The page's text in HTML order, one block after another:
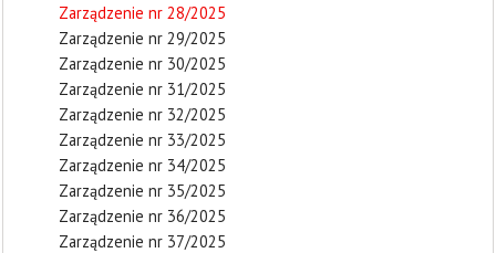
Zarządzenie nr 28/2025
Zarządzenie nr 29/2025
Zarządzenie nr 30/2025
Zarządzenie nr 31/2025
Zarządzenie nr 32/2025
Zarządzenie nr 33/2025
Zarządzenie nr 34/2025
Zarządzenie nr 35/2025
Zarządzenie nr 36/2025
Zarządzenie nr 37/2025